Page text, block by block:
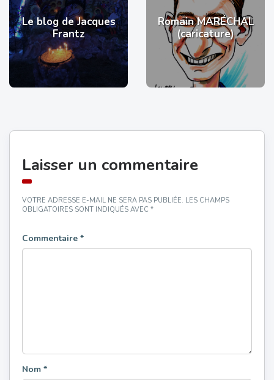
Le blog de Jacques
Frantz
Romain MARÉCHAL
(caricature)
Laisser un commentaire
VOTRE ADRESSE E-MAIL NE SERA PAS PUBLIÉE. LES CHAMPS
OBLIGATOIRES SONT INDIQUÉS AVEC *
Commentaire *
Nom *